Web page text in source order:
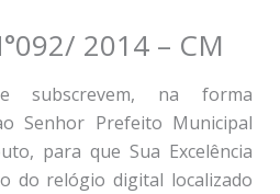
2014 – CM
subscrevem, na forma
Senhor Prefeito Municipal
para que Sua Excelência
do relógio digital localizado